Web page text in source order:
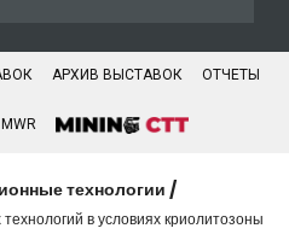
АРХИВ ВЫСТАВОК ОТЧЕТЫ
MWR
технологии /
в условиях криолитозоны